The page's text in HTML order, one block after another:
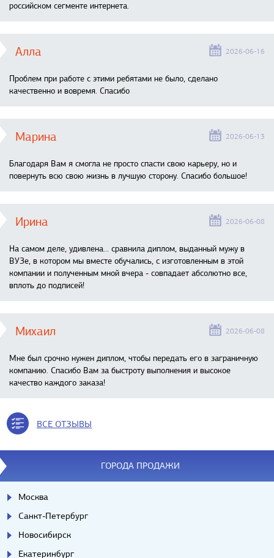
российском сегменте интернета.
Алла 2026-06-16
Проблем при работе с этими ребятами не было, сделано
качественно и вовремя. Спасибо
Марина 2026-06-13
Благодаря Вам я смогла не просто спасти свою карьеру, но и
повернуть всю свою жизнь в лучшую сторону. Спасибо большое!
Ирина 2026-06-08
На самом деле, удивлена… сравнила диплом, выданный мужу в
ВУЗе, в котором мы вместе обучались, с изготовленным в этой
компании и полученным мной вчера - совпадает абсолютно все,
вплоть до подписей!
Михаил 2026-06-08
Мне был срочно нужен диплом, чтобы передать его в заграничную
компанию. Спасибо Вам за быстроту выполнения и высокое
качество каждого заказа!
ВСЕ ОТЗЫВЫ
ГОРОДА ПРОДАЖИ
Москва
Санкт-Петербург
Новосибирск
Екатеринбург